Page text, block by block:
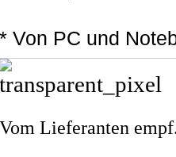
* Von PC und
Vom Lieferanten